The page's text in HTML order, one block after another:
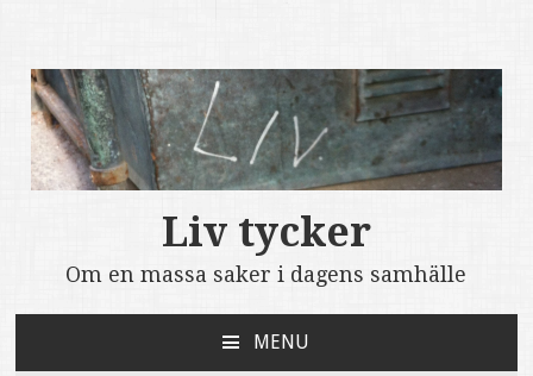
Liv tycker
Om en massa saker i dagens samhälle
MENU